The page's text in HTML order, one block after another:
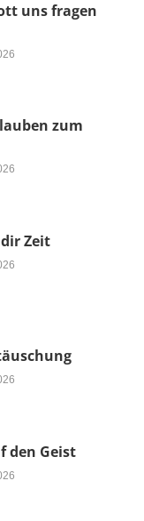
uns fragen
zum
Zeit
den Geist